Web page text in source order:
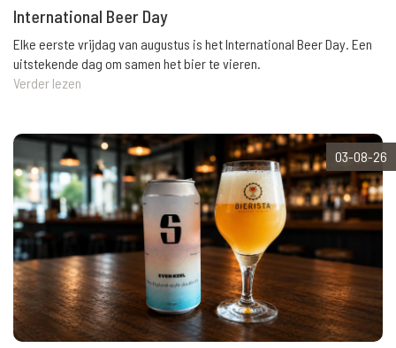
International Beer Day
Elke eerste vrijdag van augustus is het International Beer Day. Een
uitstekende dag om samen het bier te vieren.
Verder lezen
03-08-26